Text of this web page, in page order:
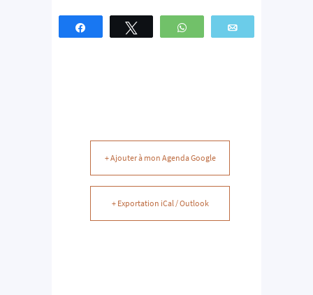
Partagez Tweetez WhatsApp
+ Ajouter à mon Agenda Google
+ Exportation iCal / Outlook